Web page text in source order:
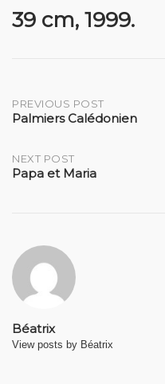
39 cm, 1999.
Post
PREVIOUS POST
Palmiers Calédonien
NEXT POST
Papa et Maria
Béatrix
View posts by Béatrix